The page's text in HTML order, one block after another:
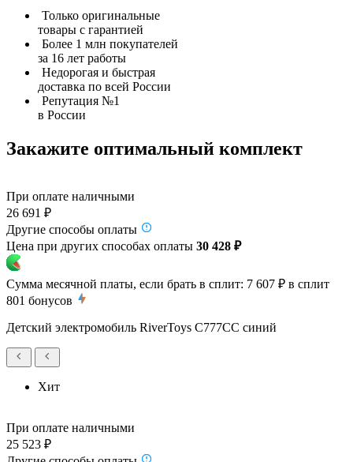
Только оригинальные
товары с гарантией
Более 1 млн покупателей
за 16 лет работы
Недорогая и быстрая
доставка по всей России
Репутация №1
в России
Закажите оптимальный комплект
При оплате наличными
26 691 ₽
Другие способы оплаты
Цена при других способах оплаты 30 428 ₽
Сумма месячной платы, если брать в сплит: 7 607 ₽ в сплит
801 бонусов
Детский электромобиль RiverToys C777CC синий
Хит
При оплате наличными
25 523 ₽